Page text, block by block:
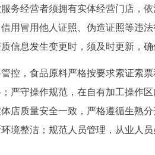
务经营者须拥有实体经营门店，
用冒用他人证照、伪造证照等违
信息发生变更时，须及时更新，确
控，食品原料严格按要求索证索
严守操作规范，在自有加工操作
店质量安全一致，严格遵循生熟
境整洁；规范人员管理，从业人